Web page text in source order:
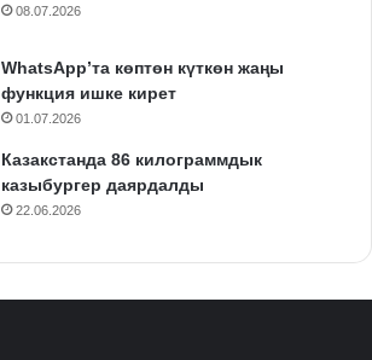
08.07.2026
WhatsApp’та көптөн күткөн жаңы
функция ишке кирет
01.07.2026
Казакстанда 86 килограммдык
казыбургер даярдалды
22.06.2026